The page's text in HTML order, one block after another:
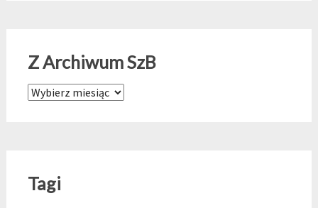
Z Archiwum SzB
Z Archiwum SzB
Tagi